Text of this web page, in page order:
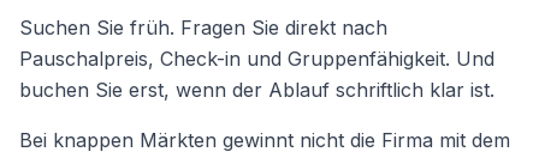
Suchen Sie früh. Fragen Sie direkt nach
Pauschalpreis, Check-in und Gruppenfähigkeit. Und
buchen Sie erst, wenn der Ablauf schriftlich klar ist.
Bei knappen Märkten gewinnt nicht die Firma mit dem